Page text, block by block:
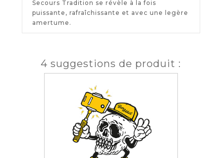
Secours Tradition se révèle à la fois
puissante, rafraîchissante et avec une legère
amertume.
4 suggestions de produit :